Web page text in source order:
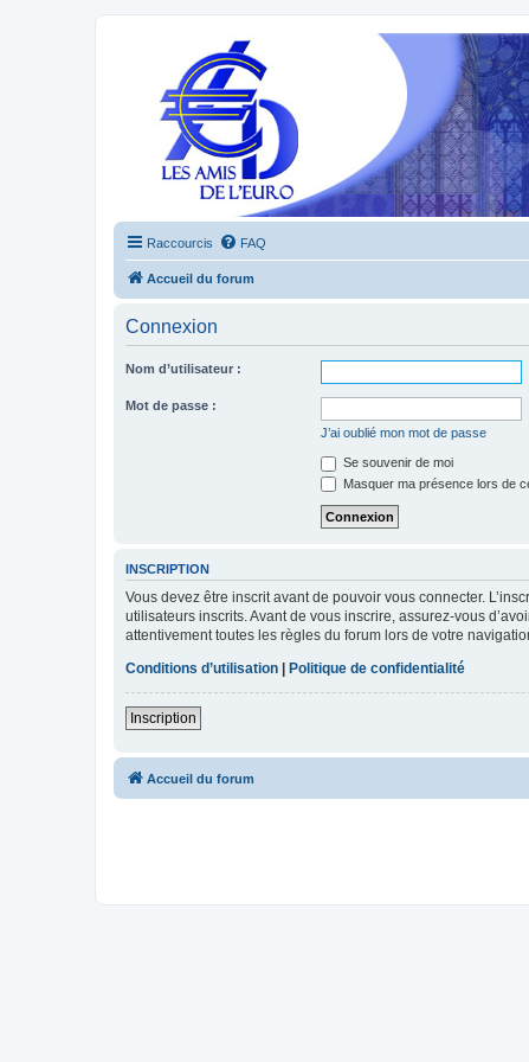
Raccourcis FAQ
Accueil du forum
Connexion
Nom d’utilisateur :
Mot de passe :
J’ai oublié mon mot de passe
Se souvenir de moi
Masquer ma présence lors de
INSCRIPTION
Vous devez être inscrit avant de pouvoir vous connecter.
utilisateurs inscrits. Avant de vous inscrire, assurez-vous
attentivement toutes les règles du forum lors de votre
Conditions d’utilisation | Politique de confidentialité
Inscription
Accueil du forum